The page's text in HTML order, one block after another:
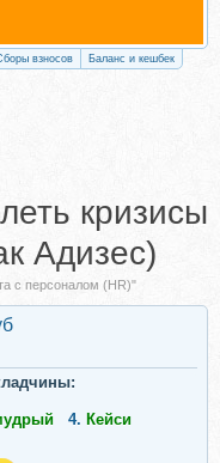
взносов Баланс и кешбек
кризисы
Адизес)
с персоналом (HR)"
4. Кейси